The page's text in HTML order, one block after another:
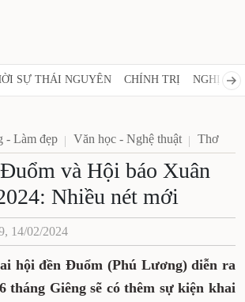
SỰ THÁI NGUYÊN CHÍNH TRỊ NGHỊ
- Làm đẹp Văn học - Nghệ thuật Thơ
và Hội báo Xuân
Nhiều nét mới
14/02/2024
hội đền Đuổm (Phú Lương) diễn ra
tháng Giêng sẽ có thêm sự kiện khai